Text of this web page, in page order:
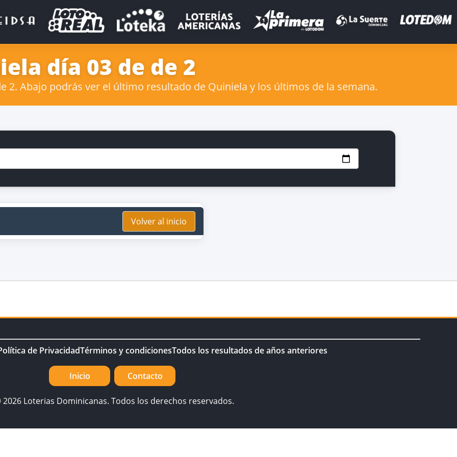
día 03 de de 2
2. Abajo podrás ver el último resultado de Quiniela y los últimos de la semana.
Volver al inicio
de PrivacidadTérminos y condicionesTodos los resultados de años anteriores
Inicio Contacto
Loterias Dominicanas. Todos los derechos reservados.